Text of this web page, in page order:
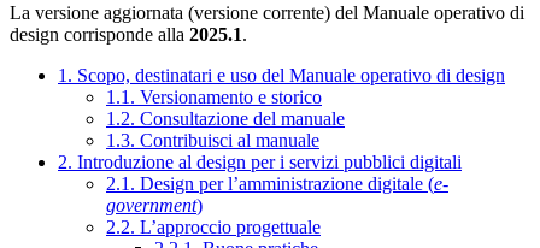
La versione aggiornata (versione corrente) del Manuale operativo di
design corrisponde alla 2025.1.
1. Scopo, destinatari e uso del Manuale operativo di design
1.1. Versionamento e storico
1.2. Consultazione del manuale
1.3. Contribuisci al manuale
2. Introduzione al design per i servizi pubblici digitali
2.1. Design per l’amministrazione digitale (e-
government)
2.2. L’approccio progettuale